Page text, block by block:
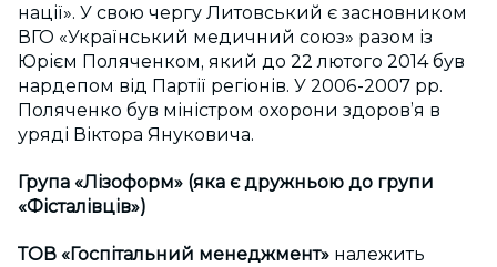
нації». У свою чергу Литовський є засновником
ВГО «Український медичний союз» разом із
Юрієм Поляченком, який до 22 лютого 2014 був
нардепом від Партії регіонів. У 2006-2007 рр.
Поляченко був міністром охорони здоров’я в
уряді Віктора Януковича.
Група «Лізоформ» (яка є дружньою до групи
«Фісталівців»)
ТОВ «Госпітальний менеджмент» належить